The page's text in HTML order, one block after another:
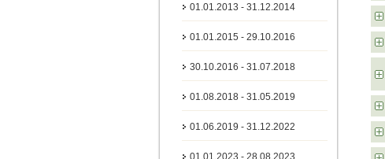
01.01.2013 - 31.12.2014
01.01.2015 - 29.10.2016
30.10.2016 - 31.07.2018
01.08.2018 - 31.05.2019
01.06.2019 - 31.12.2022